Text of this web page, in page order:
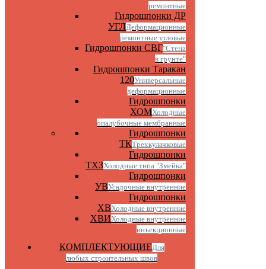
ремонтные
Гидрошпонки ДР
УГЛДеформационные
ремонтные угловые
Гидрошпонки СВГ"Стена
в грунте"
Гидрошпонки Таракан
120Универсальные
деформационные
Гидрошпонки
ХОМХолодные
опалубочные мембранные
Гидрошпонки
ТКТрехкулачковые
Гидрошпонки
ТХЗХолодные типа "Змейка"
Гидрошпонки
УВУсадочные внутренние
Гидрошпонки
ХВХолодные внутренние
ХВИХолодные внутренние
инъекционные
КОМПЛЕКТУЮЩИЕДля
любых строительных швов